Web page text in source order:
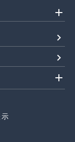
add
navigate_next
navigate_next
add